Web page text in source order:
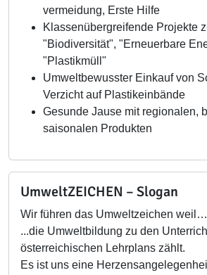
vermeidung, Erste Hilfe
Klassenübergreifende Projekte
"Biodiversität", "Erneuerbare
"Plastikmüll"
Umweltbewusster Einkauf von
Verzicht auf Plastikeinbände
Gesunde Jause mit regionalen,
saisonalen Produkten
UmweltZEICHEN – Slogan
Wir führen das Umweltzeichen weil…
...die Umweltbildung zu den
österreichischen Lehrplans zählt.
Es ist uns eine